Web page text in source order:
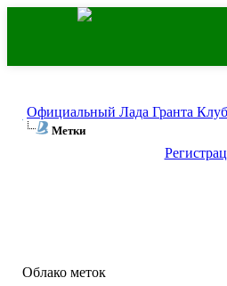
Официальный Лада Гранта
Метки
Облако меток